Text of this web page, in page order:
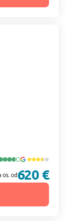
os. od 620 €